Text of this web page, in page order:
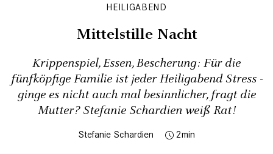
HEILIGABEND
Mittelstille Nacht
Krippenspiel, Essen, Bescherung: Für die
fünfköpfige Familie ist jeder Heiligabend Stress -
ginge es nicht auch mal besinnlicher, fragt die
Mutter? Stefanie Schardien weiß Rat!
Stefanie Schardien 2